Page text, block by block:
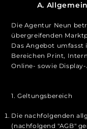
A.
Die Agentur Neun
übergreifenden
Das Angebot umfasst
Bereichen Print,
Online- sowie
1. Geltungsbereich
Die nachfolgenden
(nachfolgend "AGB"